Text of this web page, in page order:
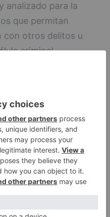
analizado para la
que permitan
con otros delitos u
criminal.
origen albanes, se
su país
una campaña en el
en el robo de
ha detectado como
permanecer en
de dos a tres
por iguales